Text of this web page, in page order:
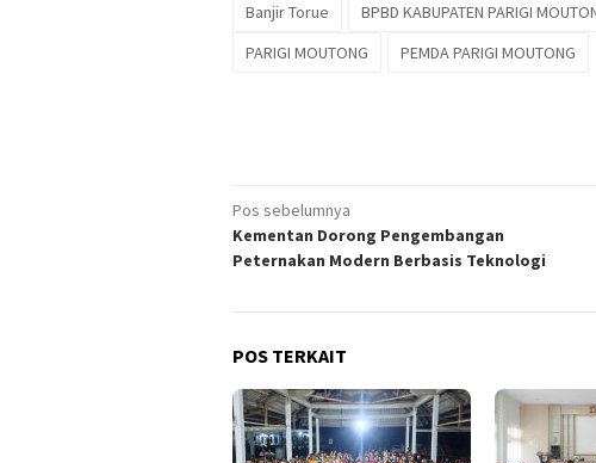
Banjir Torue BPBD KABUPATEN PARIGI
PARIGI MOUTONG
PEMDA PARIGI MOUTONG
Navigasi
pos
Pos sebelumnya
Kementan Dorong Pengembangan
Peternakan Modern Berbasis Teknologi
POS TERKAIT